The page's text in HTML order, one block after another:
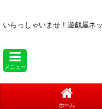
いらっしゃいませ！ 遊戯屋ネ
メニュー
ホーム